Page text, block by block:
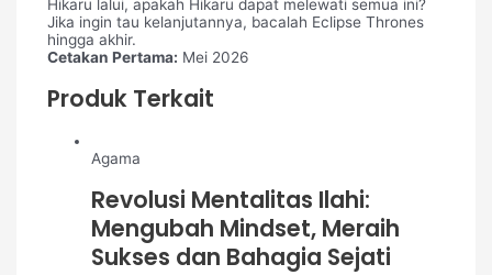
Hikaru lalui, apakah Hikaru dapat melewati semua ini?
Jika ingin tau kelanjutannya, bacalah Eclipse Thrones
hingga akhir.
Cetakan Pertama: Mei 2026
Produk Terkait
Agama
Revolusi Mentalitas Ilahi:
Mengubah Mindset, Meraih
Sukses dan Bahagia Sejati